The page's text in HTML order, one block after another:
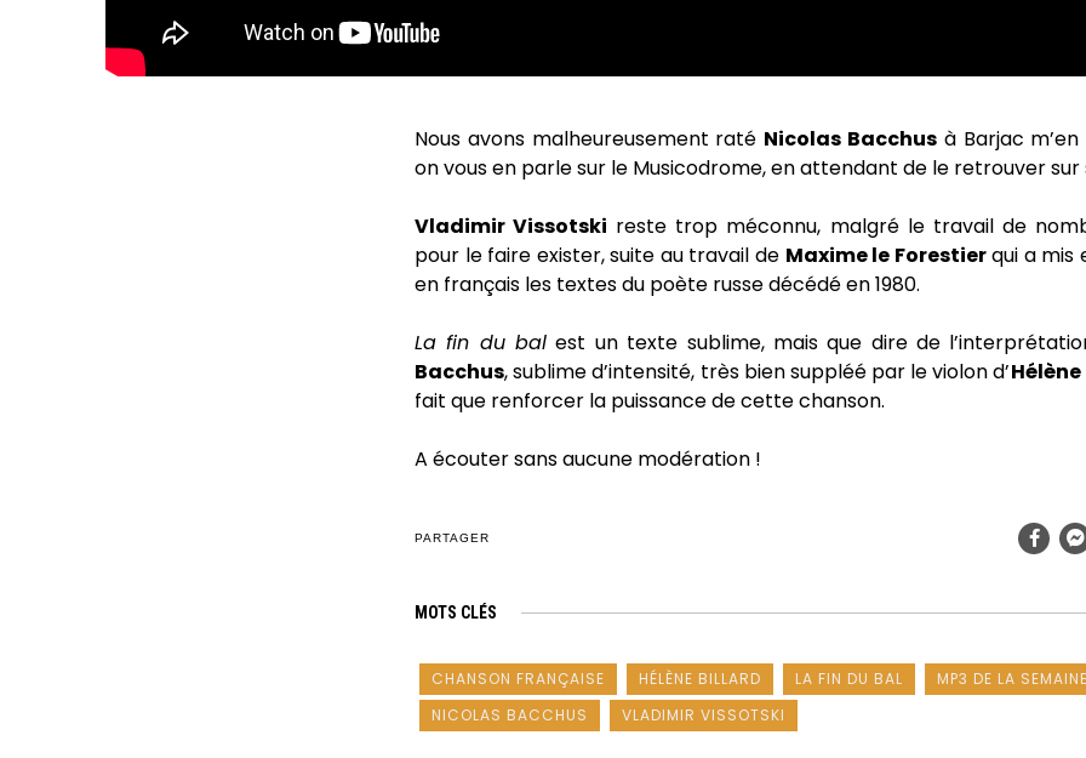
Nous avons malheureusement raté Nicolas Bacchus à Barjac
on vous en parle sur le Musicodrome, en attendant de le retrouver sur
Vladimir Vissotski reste trop méconnu, malgré le travail de
pour le faire exister, suite au travail de Maxime le Forestierqui a mis
en français les textes du poète russe décédé en 1980.
La fin du bal est un texte sublime, mais que dire de
Bacchus, sublime d’intensité, très bien suppléé par le violon d’
fait que renforcer la puissance de cette chanson.
A écouter sans aucune modération !
PARTAGER
MOTS CLÉS
CHANSON FRANÇAISE HÉLÈNE BILLARD LA FIN DU BAL
MP3 DE LA
NICOLAS BACCHUS
VLADIMIR VISSOTSKI